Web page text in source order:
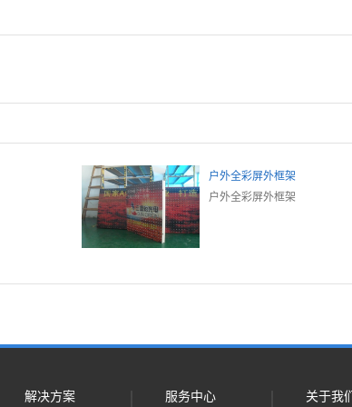
户外全彩屏外框架
户外全彩屏外框架
解决方案 服务中心 关于我们